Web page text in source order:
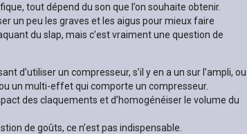
tout dépend du son que l’on souhaite obtenir.
un peu les graves et les aigus pour mieux faire
du slap, mais c’est vraiment une question de
d’utiliser un compresseur, s’il y en a un sur l’ampli, ou
un multi-effet qui comporte un compresseur.
des claquements et d’homogénéiser le volume du
de goûts, ce n’est pas indispensable.